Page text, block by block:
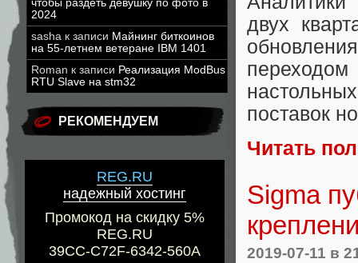
чтобы раздеть девушку по фото в
2024
sasha к записи Майнинг биткоинов
на 55-летнем ветеране IBM 1401
Roman к записи Реализация ModBus
RTU Slave на stm32
РЕКОМЕНДУЕМ
REG.RU
надежный хостинг
Промокод на скидку 5%
REG.RU
39CC-C72F-6342-560A
двух
поставок
Читать
Sigma
2019-07-11 в